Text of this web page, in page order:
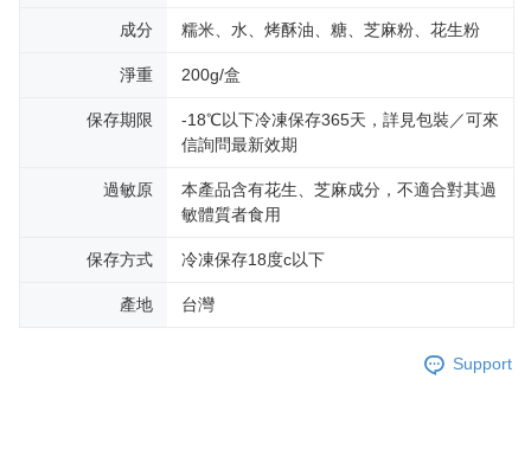
成分 糯米、水、烤酥油、糖、芝麻粉、花生粉
淨重 200g/盒
保存期限
-18℃以下冷凍保存365天，詳見包裝／可來
信詢問最新效期
過敏原
本產品含有花生、芝麻成分，不適合對其過
敏體質者食用
保存方式 冷凍保存18度c以下
產地 台灣
Support